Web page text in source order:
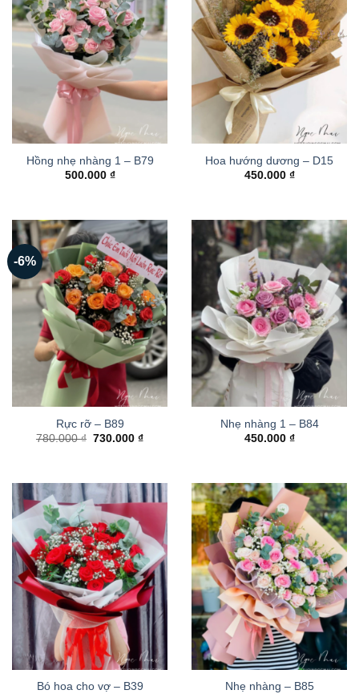
Hồng nhẹ nhàng 1 – B79
500.000 ₫
Hoa hướng dương – D15
450.000 ₫
-6%
Rực rỡ – B89
780.000₫ Giá
730.000₫Giá
Nhẹ nhàng 1 – B84
450.000 ₫
Bó hoa cho vợ – B39
Nhẹ nhàng – B85